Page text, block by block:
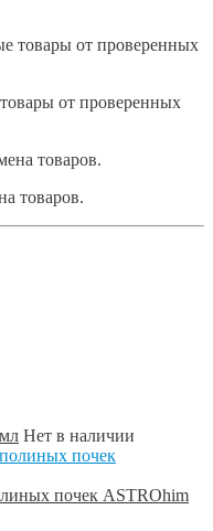
от проверенных
товаров.
Нет в наличии
почек ASTROhim